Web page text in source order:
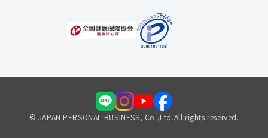
© JAPAN PERSONAL BUSINESS, Co.,Ltd.All rights reserved.